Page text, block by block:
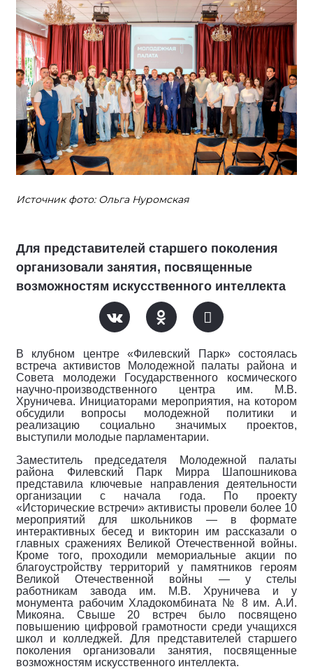
Источник фото: Ольга Нуромская
Для представителей старшего поколения
организовали занятия, посвященные
возможностям искусственного интеллекта
В клубном центре «Филевский Парк» состоялась
встреча активистов Молодежной палаты района и
Совета молодежи Государственного космического
научно-производственного центра им. М.В.
Хруничева. Инициаторами мероприятия, на котором
обсудили вопросы молодежной политики и
реализацию социально значимых проектов,
выступили молодые парламентарии.
Заместитель председателя Молодежной палаты
района Филевский Парк Мирра Шапошникова
представила ключевые направления деятельности
организации с начала года. По проекту
«Исторические встречи» активисты провели более 10
мероприятий для школьников — в формате
интерактивных бесед и викторин им рассказали о
главных сражениях Великой Отечественной войны.
Кроме того, проходили мемориальные акции по
благоустройству территорий у памятников героям
Великой Отечественной войны — у стелы
работникам завода им. М.В. Хруничева и у
монумента рабочим Хладокомбината № 8 им. А.И.
Микояна. Свыше 20 встреч было посвящено
повышению цифровой грамотности среди учащихся
школ и колледжей. Для представителей старшего
поколения организовали занятия, посвященные
возможностям искусственного интеллекта.